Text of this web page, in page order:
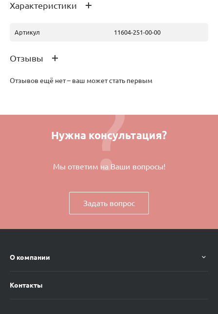
Характеристики
Артикул 11604-251-00-00
Отзывы
Отзывов ещё нет – ваш может стать первым
Нужна консультация?
Мы ответим на Ваши вопросы!
Задать вопрос
О компании
Контакты